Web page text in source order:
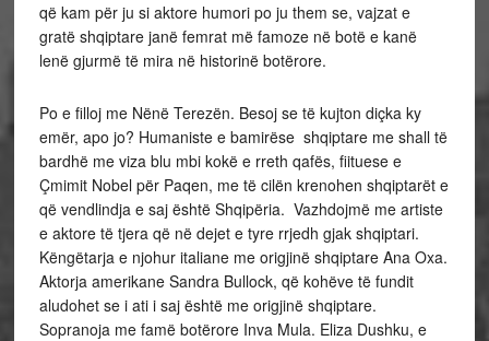
që kam për ju si aktore humori po ju them se, vajzat e
gratë shqiptare janë femrat më famoze në botë e kanë
lenë gjurmë të mira në historinë botërore.
Po e filloj me Nënë Terezën. Besoj se të kujton diçka ky
emër, apo jo? Humaniste e bamirëse shqiptare me shall të
bardhë me viza blu mbi kokë e rreth qafës, fiituese e
Çmimit Nobel për Paqen, me të cilën krenohen shqiptarët e
që vendlindja e saj është Shqipëria. Vazhdojmë me artiste
e aktore të tjera që në dejet e tyre rrjedh gjak shqiptari.
Këngëtarja e njohur italiane me origjinë shqiptare Ana Oxa.
Aktorja amerikane Sandra Bullock, që kohëve të fundit
aludohet se i ati i saj është me origjinë shqiptare.
Sopranoja me famë botërore Inva Mula. Eliza Dushku, e